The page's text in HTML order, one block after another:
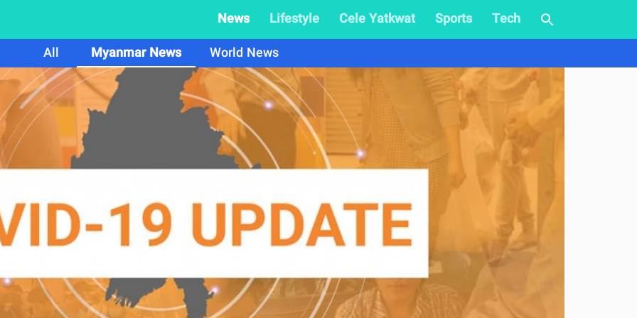
News Lifestyle Cele Yatkwat Sports
Tech
All
Myanmar News World News